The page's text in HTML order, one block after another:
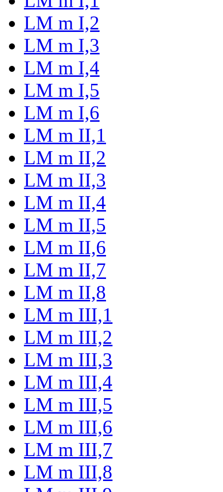
LM m I,2
LM m I,3
LM m I,4
LM m I,5
LM m I,6
LM m II,1
LM m II,2
LM m II,3
LM m II,4
LM m II,5
LM m II,6
LM m II,7
LM m II,8
LM m III,1
LM m III,2
LM m III,3
LM m III,4
LM m III,5
LM m III,6
LM m III,7
LM m III,8